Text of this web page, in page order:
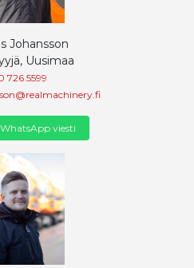
Johansson
Uusimaa
726 5599
viesti